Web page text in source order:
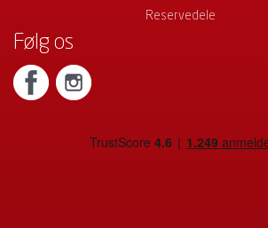
Reservedele
Følg os